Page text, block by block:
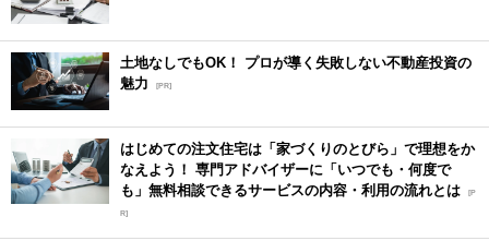
土地なしでもOK！ プロが導く失敗しない不動産投資の
魅力
[PR]
はじめての注文住宅は「家づくりのとびら」で理想をか
なえよう！ 専門アドバイザーに「いつでも・何度で
も」無料相談できるサービスの内容・利用の流れとは [P
R]